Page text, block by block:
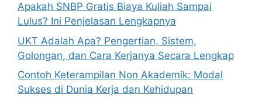
Apakah SNBP Gratis Biaya Kuliah Sampai
Lulus? Ini Penjelasan Lengkapnya
UKT Adalah Apa? Pengertian, Sistem,
Golongan, dan Cara Kerjanya Secara Lengkap
Contoh Keterampilan Non Akademik: Modal
Sukses di Dunia Kerja dan Kehidupan